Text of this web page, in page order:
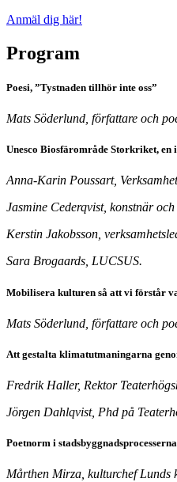
Anmäl dig här!
Program
Poesi, ”Tystnaden tillhör inte oss”
Mats Söderlund, författare och
Unesco Biosfärområde Storkriket,
Anna-Karin Poussart,
Jasmine Cederqvist, konstnär
Kerstin Jakobsson,
Sara Brogaards, LUCSUS.
Mobilisera kulturen så att vi förstår
Mats Söderlund, författare och
Att gestalta klimatutmaningarna
Fredrik Haller, Rektor
Jörgen Dahlqvist, Phd på
Poetnorm i
Mårthen Mirza, kulturchef Lunds